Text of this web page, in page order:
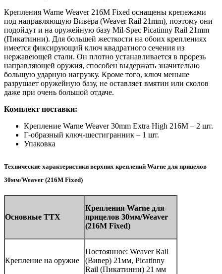
Крепления Warne Weaver 216M Fixed оснащены крепежами
под направляющую Вивера (Weaver Rail 21mm), поэтому они
подойдут и на оружейную базу Mil-Spec Picatinny Rail 21mm
(Пикатинни). Для большей жесткости на обоих креплениях
имеется фиксирующий ключ квадратного сечения из
нержавеющей стали. Он плотно устанавливается в прорезь
направляющей оружия, способен выдержать значительно
большую ударную нагрузку. Кроме того, ключ меньше
разрушает оружейную базу, не оставляет вмятин или сколов
даже при очень большой отдаче.
Комплект поставки:
Крепление Warne Weaver 30mm Extra High 216M – 2 шт.
Г-образный ключ-шестигранник – 1 шт.
Упаковка
Технические характеристики верхних креплений Warne для прицелов
30мм/Weaver (216M Fixed)
Основные ТТХ
Крепления Warne для
прицелов 30мм/Weaver
(216M Fixed)
Крепление на оружие
Постоянное: Weaver Rail
(Вивер) 21мм, Picatinny
Rail (Пикатинни) 21 мм